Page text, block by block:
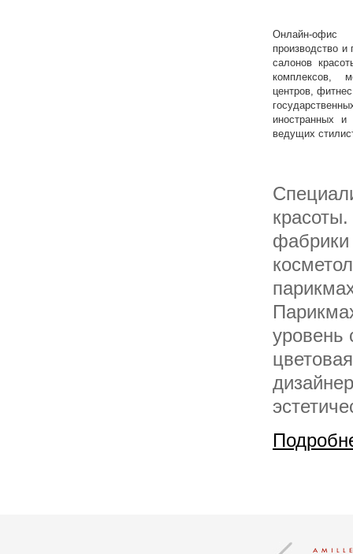
Онлайн-
производство
салонов
комплексов,
центров,
иностранных и
ведущих
фабрики
уровень